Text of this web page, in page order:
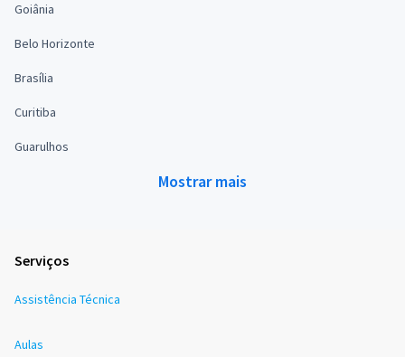
Goiânia
Belo Horizonte
Brasília
Curitiba
Guarulhos
Mostrar mais
Serviços
Assistência Técnica
Aulas